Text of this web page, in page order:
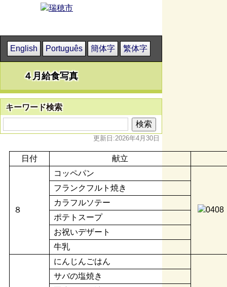
English Português 簡体字 繁体字
４月給食写真
キーワード検索
更新日:2026年4月30日
日付 献立
８
コッペパン
フランクフルト焼き
カラフルソテー
ポテトスープ
お祝いデザート
牛乳
にんじんごはん
サバの塩焼き